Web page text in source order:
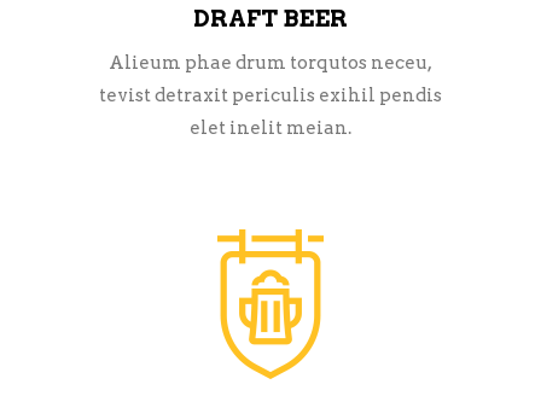
DRAFT BEER
Alieum phae drum torqutos neceu,
tevist detraxit periculis exihil pendis
elet inelit meian.